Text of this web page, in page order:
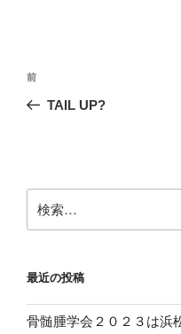
投
ナ
ー
シ
前
の
前
TAIL UP?
索:
最近の投稿
骨髄腫学会２０２３は浜